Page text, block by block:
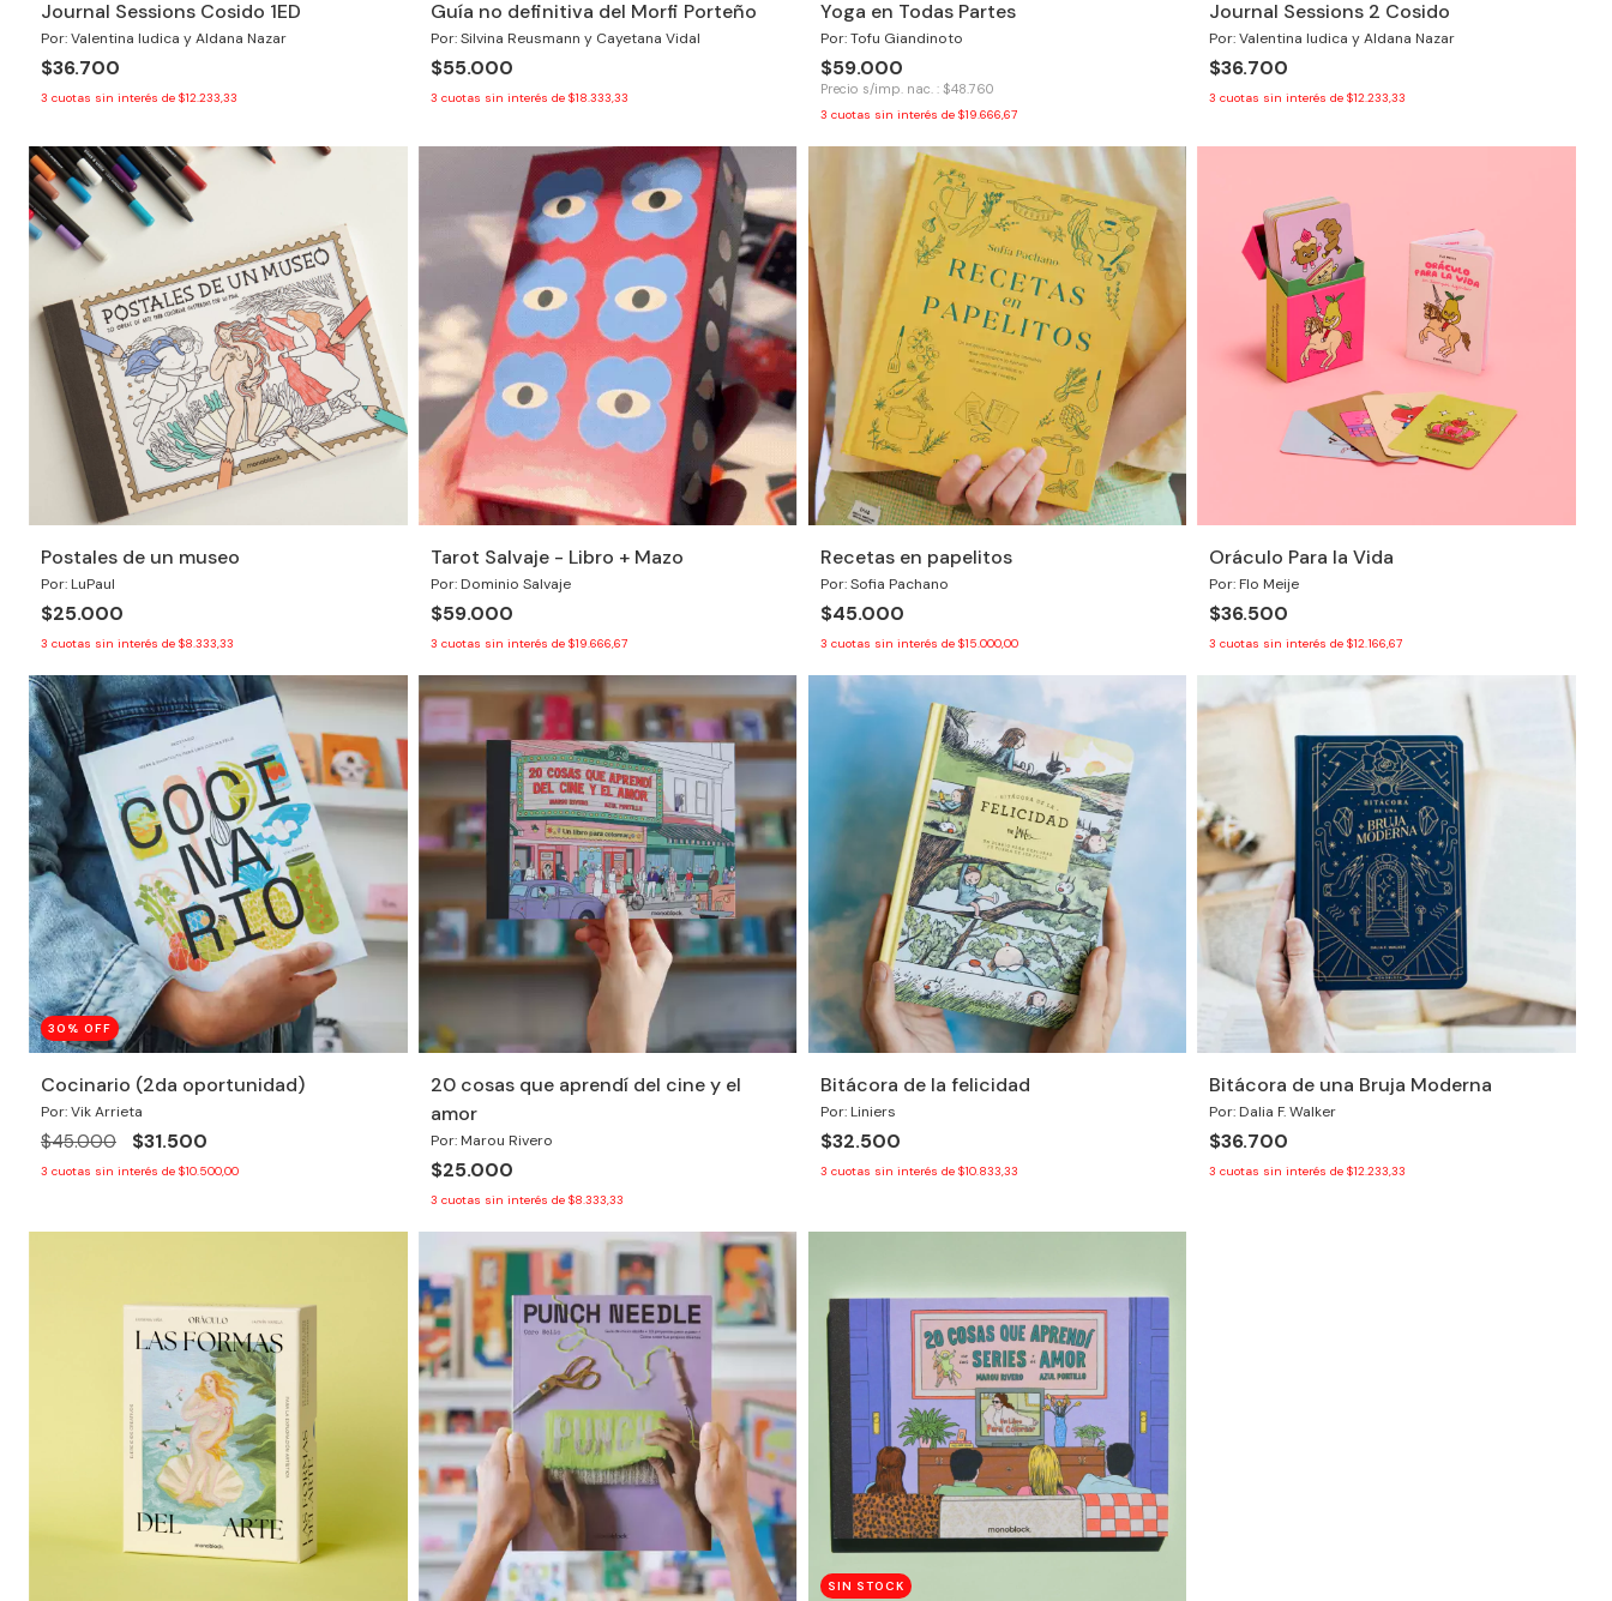
Journal Sessions Cosido 1ED
Por: Valentina Iudica y Aldana Nazar
$36.700
3 cuotas sin interés de $12.233,33
Guía no definitiva del Morfi Porteño
Por: Silvina Reusmann y Cayetana Vidal
$55.000
3 cuotas sin interés de $18.333,33
Yoga en Todas Partes
Por: Tofu Giandinoto
$59.000
Precio s/imp. nac. : $48.760
3 cuotas sin interés de $19.666,67
Journal Sessions 2 Cosido
Por: Valentina Iudica y Aldana Nazar
$36.700
3 cuotas sin interés de$12.233,33
Postales de un museo
Por: LuPaul
$25.000
3 cuotas sin interés de $8.333,33
Tarot Salvaje - Libro + Mazo
Por: Dominio Salvaje
$59.000
3 cuotas sin interés de $19.666,67
Recetas en papelitos
Por: Sofia Pachano
$45.000
3 cuotas sin interés de $15.000,00
Oráculo Para la Vida
Por: Flo Meije
$36.500
3 cuotas sin interés de$12.166,67
30 % OFF
Cocinario (2da oportunidad)
Por: Vik Arrieta
$45.000 $31.500
3 cuotas sin interés de $10.500,00
20 cosas que aprendí del cine y el
amor
Por: Marou Rivero
$25.000
3 cuotas sin interés de $8.333,33
Bitácora de la felicidad
Por: Liniers
$32.500
3 cuotas sin interés de $10.833,33
Bitácora de una Bruja Moderna
Por: Dalia F. Walker
$36.700
3 cuotas sin interés de$12.233,33
SIN STOCK